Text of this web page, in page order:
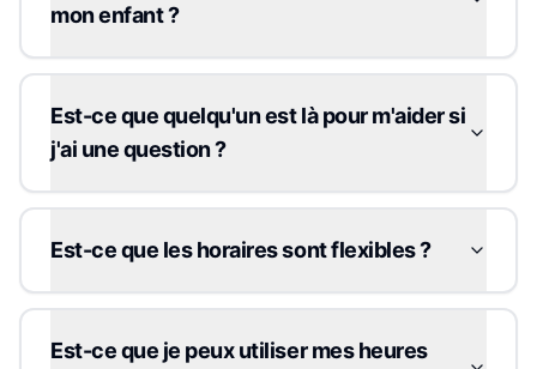
mon enfant ?
Est-ce que quelqu'un est là pour m'aider si
j'ai une question ?
Est-ce que les horaires sont flexibles ?
Est-ce que je peux utiliser mes heures